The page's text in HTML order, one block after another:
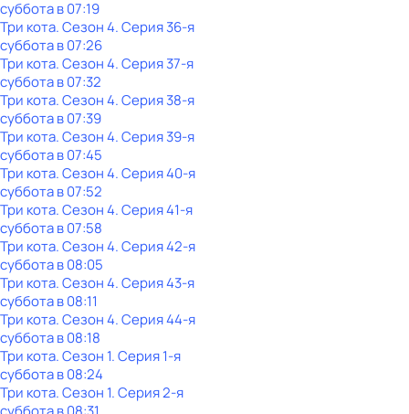
субботав07:19
Три кота. Сезон 4. Серия 36-я
субботав07:26
Три кота. Сезон 4. Серия 37-я
субботав07:32
Три кота. Сезон 4. Серия 38-я
субботав07:39
Три кота. Сезон 4. Серия 39-я
субботав07:45
Три кота. Сезон 4. Серия 40-я
субботав07:52
Три кота. Сезон 4. Серия 41-я
субботав07:58
Три кота. Сезон 4. Серия 42-я
субботав08:05
Три кота. Сезон 4. Серия 43-я
субботав08:11
Три кота. Сезон 4. Серия 44-я
субботав08:18
Три кота. Сезон 1. Серия 1-я
субботав08:24
Три кота. Сезон 1. Серия 2-я